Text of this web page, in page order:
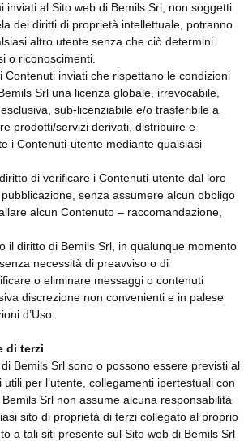
inviati al Sito web di Bemils Srl, non soggetti
dei diritti di proprietà intellettuale, potranno
altro utente senza che ciò determini
o riconoscimenti.
Contenuti inviati che rispettano le condizioni
Srl una licenza globale, irrevocabile,
sub-licenziabile e/o trasferibile a
prodotti/servizi derivati, distribuire e
i Contenuti-utente mediante qualsiasi
di verificare i Contenuti-utente dal loro
senza assumere alcun obbligo
alcun Contenuto – raccomandazione,
il diritto di Bemils Srl, in qualunque momento
necessità di preavviso o di
o eliminare messaggi o contenuti
discrezione non convenienti e in palese
d’Uso.
di terzi
Bemils Srl sono o possono essere previsti al
per l’utente, collegamenti ipertestuali con
Srl non assume alcuna responsabilità
sito di proprietà di terzi collegato al proprio
a tali siti presente sul Sito web di Bemils Srl